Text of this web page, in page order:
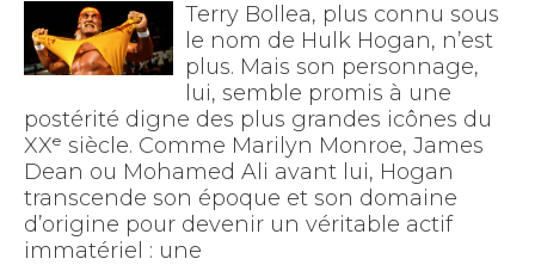
Terry Bollea, plus connu sous
le nom de Hulk Hogan, n’est
plus. Mais son personnage,
lui, semble promis à une
postérité digne des plus grandes icônes du
XXᵉ siècle. Comme Marilyn Monroe, James
Dean ou Mohamed Ali avant lui, Hogan
transcende son époque et son domaine
d’origine pour devenir un véritable actif
immatériel : une